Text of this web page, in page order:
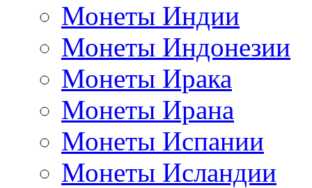
Монеты Индии
Монеты Индонезии
Монеты Ирака
Монеты Ирана
Монеты Испании
Монеты Исландии